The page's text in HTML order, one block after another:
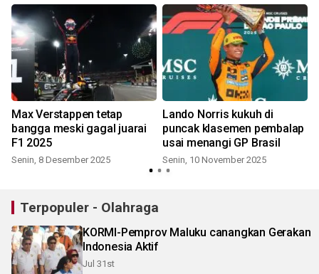
Max Verstappen tetap
bangga meski gagal juarai
F1 2025
Senin, 8 Desember 2025
Lando Norris kukuh di
puncak klasemen pembalap
usai menangi GP Brasil
Senin, 10 November 2025
Terpopuler - Olahraga
KORMI-Pemprov Maluku canangkan Gerakan
Indonesia Aktif
Jul 31st